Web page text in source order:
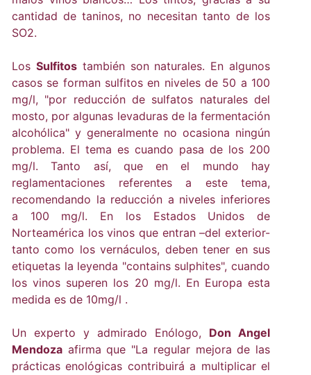
cantidad de taninos, no necesitan tanto de los
SO2.
Los Sulfitostambién son naturales. En algunos
casos se forman sulfitos en niveles de 50 a 100
mg/l, "por reducción de sulfatos naturales del
mosto, por algunas levaduras de la fermentación
alcohólica" y generalmente no ocasiona ningún
problema. El tema es cuando pasa de los 200
mg/l. Tanto así, que en el mundo hay
reglamentaciones referentes a este tema,
recomendando la reducción a niveles inferiores
a 100 mg/l. En los Estados Unidos de
Norteamérica los vinos que entran –del exterior-
tanto como los vernáculos, deben tener en sus
etiquetas la leyenda "contains sulphites", cuando
los vinos superen los 20 mg/l. En Europa esta
medida es de 10mg/l .
Un experto y admirado Enólogo, Don Angel
Mendoza afirma que "La regular mejora de las
prácticas enológicas contribuirá a multiplicar el